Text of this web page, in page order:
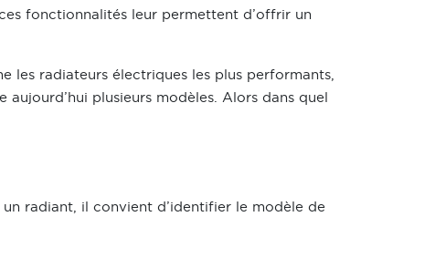
fonctionnalités leur permettent d’offrir un
les radiateurs électriques les plus performants,
plusieurs modèles. Alors dans quel
radiant, il convient d’identifier le modèle de